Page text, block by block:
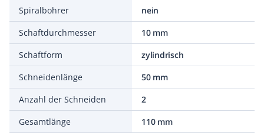
Spiralbohrer
nein
Schaftdurchmesser
10 mm
Schaftform
zylindrisch
Schneidenlänge
50 mm
Anzahl der Schneiden
2
Gesamtlänge
110 mm